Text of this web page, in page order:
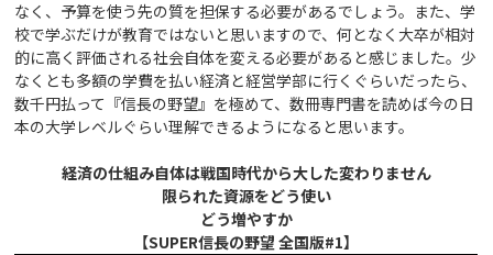
なく、予算を使う先の質を担保する必要があるでしょう。また、学
校で学ぶだけが教育ではないと思いますので、何となく大卒が相対
的に高く評価される社会自体を変える必要があると感じました。少
なくとも多額の学費を払い経済と経営学部に行くぐらいだったら、
数千円払って『信長の野望』を極めて、数冊専門書を読めば今の日
本の大学レベルぐらい理解できるようになると思います。
経済の仕組み自体は戦国時代から大した変わりません
限られた資源をどう使い
どう増やすか
【SUPER信長の野望 全国版#1】